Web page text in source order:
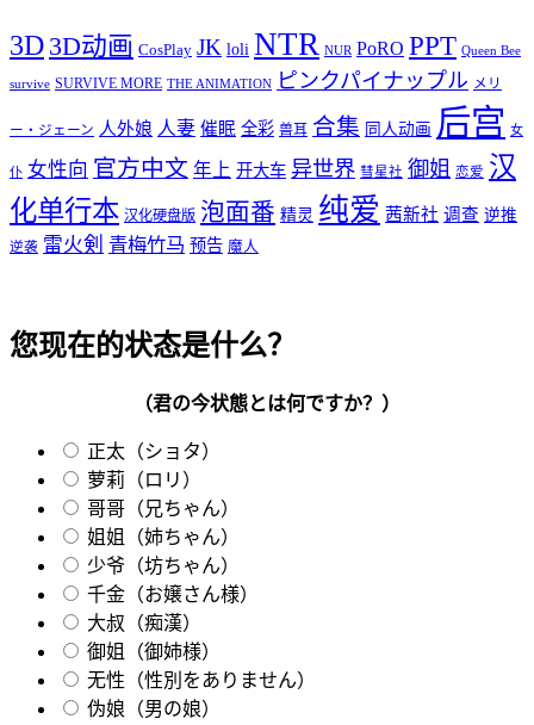
3D 3D动画 CosPlay JK loli NTR NUR PoRO PPT Queen Bee
survive SURVIVE MORE THE ANIMATION ピンクパイナップル メリ
ー・ジェーン 人外娘 人妻 催眠 全彩 兽耳 合集 同人动画 后宫 女
仆 女性向 官方中文 年上 开大车 异世界 彗星社 御姐 恋爱 汉
化单行本 汉化硬盘版 泡面番 精灵 纯爱 茜新社 调查 逆推
逆袭 雷火剣 青梅竹马 预告 魔人
您现在的状态是什么？
（君の今状態とは何ですか？）
正太（ショタ）
萝莉（ロリ）
哥哥（兄ちゃん）
姐姐（姉ちゃん）
少爷（坊ちゃん）
千金（お嬢さん様）
大叔（痴漢）
御姐（御姉様）
无性（性別をありません）
伪娘（男の娘）